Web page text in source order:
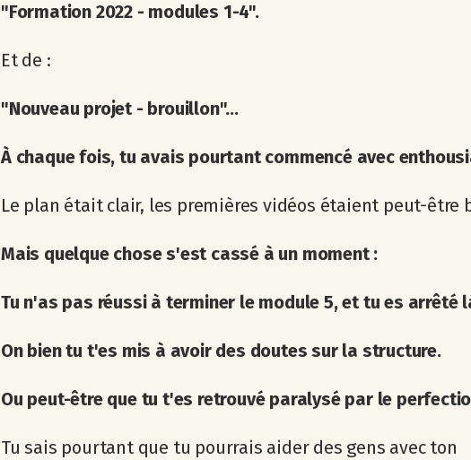
"Formation 2022 - modules 1-4".
Et de :
"Nouveau projet - brouillon"...
À chaque fois, tu avais pourtant commencé avec
Le plan était clair, les premières vidéos étaient peut-être
Mais quelque chose s'est cassé à un moment :
Tu n'as pas réussi à terminer le module 5, et tu es arrêté
On bien tu t'es mis à avoir des doutes sur la structure.
Ou peut-être que tu t'es retrouvé paralysé par le
Tu sais pourtant que tu pourrais aider des gens avec ton